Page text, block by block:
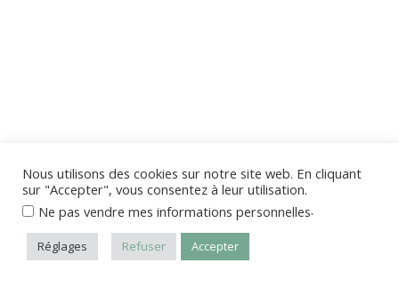
Nous utilisons des cookies sur notre site web. En cliquant
sur "Accepter", vous consentez à leur utilisation.
Ne pas vendre mes informations personnelles.
Réglages Refuser Accepter